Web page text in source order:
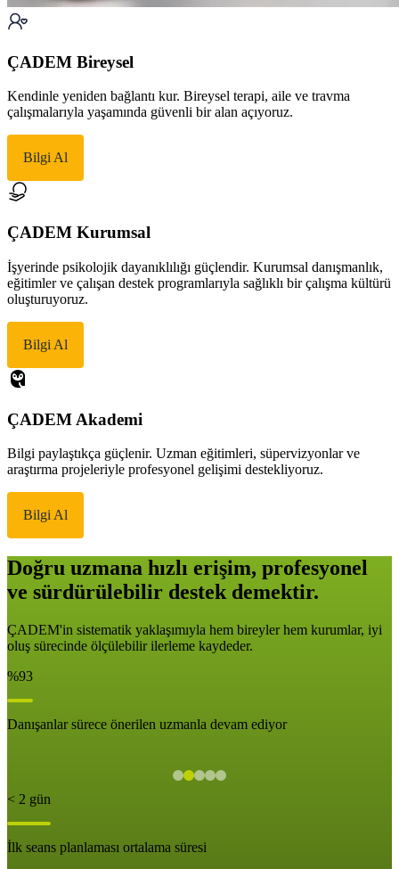
ÇADEM Bireysel
Kendinle yeniden bağlantı kur. Bireysel terapi, aile ve travma
çalışmalarıyla yaşamında güvenli bir alan açıyoruz.
Bilgi Al
ÇADEM Kurumsal
İşyerinde psikolojik dayanıklılığı güçlendir. Kurumsal danışmanlık,
eğitimler ve çalışan destek programlarıyla sağlıklı bir çalışma kültürü
oluşturuyoruz.
Bilgi Al
ÇADEM Akademi
Bilgi paylaştıkça güçlenir. Uzman eğitimleri, süpervizyonlar ve
araştırma projeleriyle profesyonel gelişimi destekliyoruz.
Bilgi Al
Doğru uzmana hızlı erişim, profesyonel
ve sürdürülebilir destek demektir.
ÇADEM'in sistematik yaklaşımıyla hem bireyler hem kurumlar, iyi
oluş sürecinde ölçülebilir ilerleme kaydeder.
%93
Danışanlar sürece önerilen uzmanla devam ediyor
< 2 gün
İlk seans planlaması ortalama süresi